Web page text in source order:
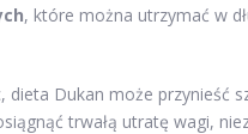
, które można utrzymać w
dieta Dukan może przynieść
trwałą utratę wagi,